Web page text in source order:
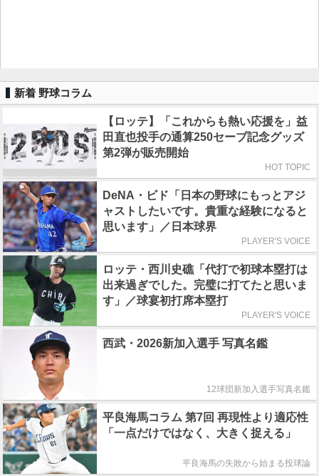
新着 野球コラム
【ロッテ】「これからも熱い応援を」益
田直也投手の通算250セーブ記念グッズ
第2弾が販売開始
HOT TOPIC
DeNA・ビド「日本の野球にもっとアジ
ャストしたいです。貴重な経験になると
思います」／日本球界
PLAYER'S VOICE
ロッテ・西川史礁「代打で初球本塁打は
出来過ぎでした。完璧に打てたと思いま
す」／球宴初打席本塁打
PLAYER'S VOICE
西武・2026新加入選手 写真名鑑
12球団新加入選手写真名鑑
平良海馬コラム 第7回 再現性より適応性
「一点だけではなく、大きく捉える」
平良海馬の失敗から始まる投球論